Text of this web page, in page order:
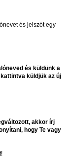
és jelszót egy
és küldünk a
küldjük az új
akkor írj
hogy Te vagy